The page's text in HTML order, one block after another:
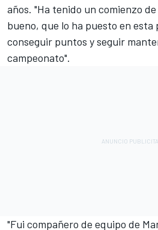
años. "Ha tenido un comienzo
bueno, que lo ha puesto en
conseguir puntos y seguir
campeonato".
"Fui compañero de equipo de